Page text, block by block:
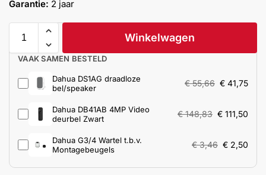
service
Garantie: 2 jaar
Winkelwagen
VAAK SAMEN BESTELD
Dahua DS1AG draadloze
bel/speaker
€55,66 € 41,75
Dahua DB41AB 4MP Video
deurbel Zwart
€148,83 € 111,50
Dahua G3/4 Wartel t.b.v.
Montagebeugels
€3,46 € 2,50